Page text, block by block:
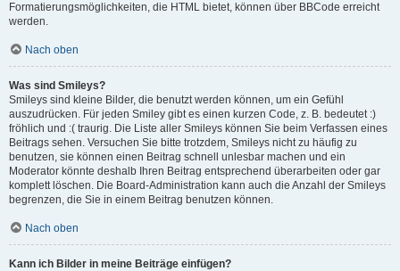
Formatierungsmöglichkeiten, die HTML bietet, können über BBCode erreicht
werden.
Nach oben
Was sind Smileys?
Smileys sind kleine Bilder, die benutzt werden können, um ein Gefühl
auszudrücken. Für jeden Smiley gibt es einen kurzen Code, z. B. bedeutet :)
fröhlich und :( traurig. Die Liste aller Smileys können Sie beim Verfassen eines
Beitrags sehen. Versuchen Sie bitte trotzdem, Smileys nicht zu häufig zu
benutzen, sie können einen Beitrag schnell unlesbar machen und ein
Moderator könnte deshalb Ihren Beitrag entsprechend überarbeiten oder gar
komplett löschen. Die Board-Administration kann auch die Anzahl der Smileys
begrenzen, die Sie in einem Beitrag benutzen können.
Nach oben
Kann ich Bilder in meine Beiträge einfügen?